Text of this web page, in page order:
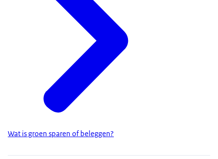
Wat is groen sparen of beleggen?